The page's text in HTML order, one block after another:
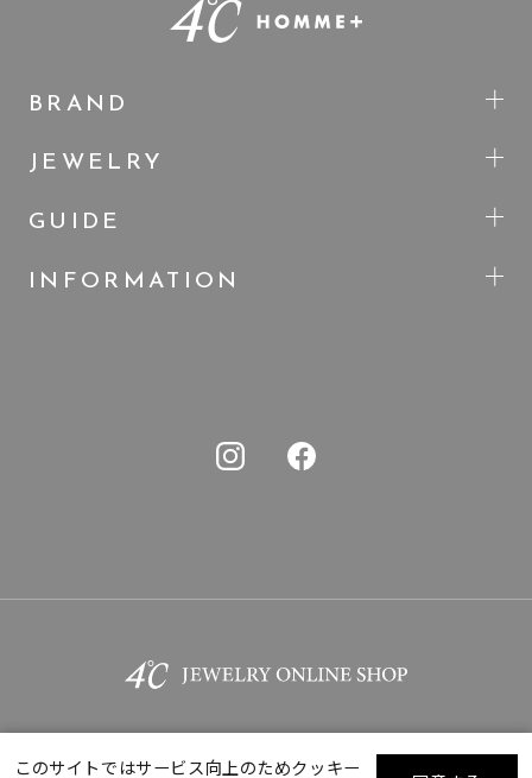
BRAND
JEWELRY
GUIDE
INFORMATION
このサイトではサービス向上のためクッキー